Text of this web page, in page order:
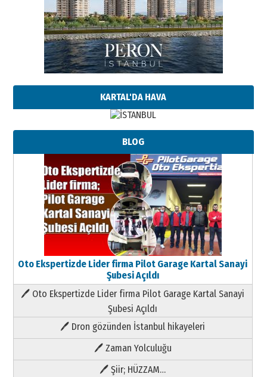
KARTAL'DA HAVA
BLOG
Oto Ekspertizde Lider firma Pilot Garage Kartal Sanayi
Şubesi Açıldı
🖊 Oto Ekspertizde Lider firma Pilot Garage Kartal Sanayi
Şubesi Açıldı
🖊 Dron gözünden İstanbul hikayeleri
🖊 Zaman Yolculuğu
🖊 Şiir; HÜZZAM…